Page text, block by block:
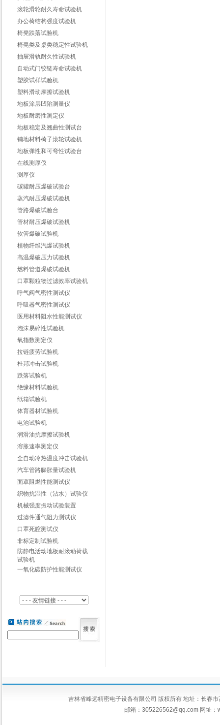
滚轮滑轮耐久寿命试验机
办公椅结构强度试验机
椅凳跌落试验机
椅凳类及桌类稳定性试验机
抽屉滑轨耐久性试验机
自动式门铰链寿命试验机
塑胶试样试验机
塑料滑动摩擦试验机
地板涂层凹陷测量仪
地板耐磨性测定仪
地板稳定及翘曲性测试台
铺地材料椅子滚轮试验机
地板弹性和可弯性试验台
在线测厚仪
测厚仪
碳罐耐压爆破试验台
蒸汽耐压爆破试验机
管路爆破试验台
管材耐压爆破试验机
软管爆破试验机
植物纤维汽爆试验机
高温爆破压力试验机
燃料管道爆破试验机
口罩颗粒物过滤效率试验机
呼气阀气密性测试仪
呼吸器气密性测试仪
医用材料阻水性能测试仪
泡沫易碎性试验机
氧指数测定仪
拉链疲劳试验机
杜邦冲击试验机
跌落试验机
绝缘材料试验机
纸箱试验机
体育器材试验机
电池试验机
润滑油抗摩擦试验机
溶胀速率测定仪
全自动冷热温度冲击试验机
汽车管路膨胀量试验机
面罩阻燃性能测试仪
织物抗湿性（沾水）试验仪
机械强度振动试验装置
过滤件通气阻力测试仪
口罩死腔测试仪
非标定制试验机
防静电活动地板耐滚动荷载
试验机
一氧化碳防护性能测试仪
吉林省峰远精密电子设备有限公司 版权所有 地址：长
邮箱： 305226562@qq.com网址：